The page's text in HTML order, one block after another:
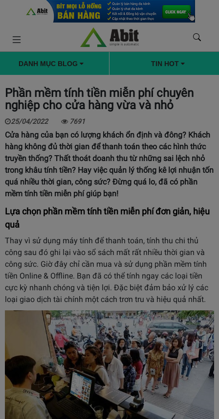
DANH MỤC BLOG TIN HOT
Phần mềm tính tiền miễn phí chuyên
nghiệp cho cửa hàng vừa và nhỏ
25/04/2022 7691
Cửa hàng của bạn có lượng khách ổn định và đông? Khách
hàng không đủ thời gian để thanh toán theo các hình thức
truyền thống? Thất thoát doanh thu từ những sai lệch nhỏ
trong khâu tính tiền? Hay việc quản lý thống kê lợi nhuận tốn
quá nhiều thời gian, công sức? Đừng quá lo, đã có phần
mềm tính tiền miễn phí giúp bạn!
Lựa chọn phần mềm tính tiền miễn phí đơn giản, hiệu
quả
Thay vì sử dụng máy tính để thanh toán, tính thu chi thủ
công sau đó ghi lại vào sổ sách mất rất nhiều thời gian và
công sức. Giờ đây chỉ cần mua và sử dụng phần mềm tính
tiền Online & Offline. Bạn đã có thể tính ngay các loại tiền
cực kỳ nhanh chóng và tiện lợi. Đặc biệt đảm bảo xử lý các
loại giao dịch tài chính một cách trơn tru và hiệu quả nhất.